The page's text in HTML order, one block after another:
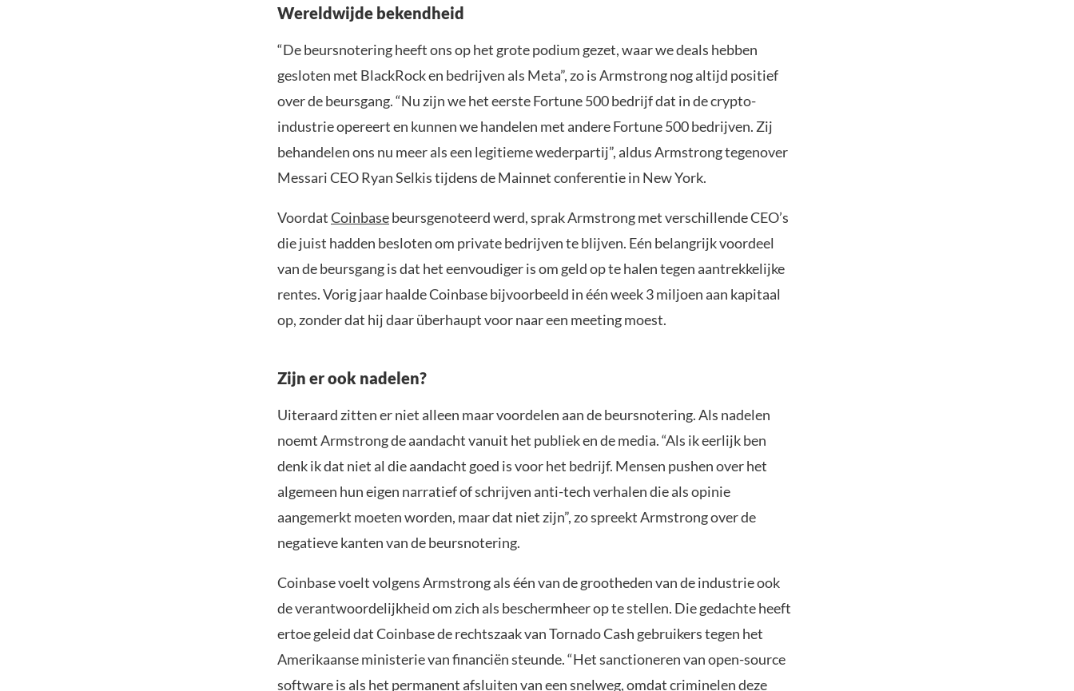
Wereldwijde bekendheid
“De beursnotering heeft ons op het grote podium gezet, waar we deals hebben
gesloten met BlackRock en bedrijven als Meta”, zo is Armstrong nog altijd positief
over de beursgang. “Nu zijn we het eerste Fortune 500 bedrijf dat in de crypto-
industrie opereert en kunnen we handelen met andere Fortune 500 bedrijven. Zij
behandelen ons nu meer als een legitieme wederpartij”, aldus Armstrong tegenover
Messari CEO Ryan Selkis tijdens de Mainnet conferentie in New York.
VoordatCoinbasebeursgenoteerd werd, sprak Armstrong met verschillende CEO’s
die juist hadden besloten om private bedrijven te blijven. Eén belangrijk voordeel
van de beursgang is dat het eenvoudiger is om geld op te halen tegen aantrekkelijke
rentes. Vorig jaar haalde Coinbase bijvoorbeeld in één week 3 miljoen aan kapitaal
op, zonder dat hij daar überhaupt voor naar een meeting moest.
Zijn er ook nadelen?
Uiteraard zitten er niet alleen maar voordelen aan de beursnotering. Als nadelen
noemt Armstrong de aandacht vanuit het publiek en de media. “Als ik eerlijk ben
denk ik dat niet al die aandacht goed is voor het bedrijf. Mensen pushen over het
algemeen hun eigen narratief of schrijven anti-tech verhalen die als opinie
aangemerkt moeten worden, maar dat niet zijn”, zo spreekt Armstrong over de
negatieve kanten van de beursnotering.
Coinbase voelt volgens Armstrong als één van de grootheden van de industrie ook
de verantwoordelijkheid om zich als beschermheer op te stellen. Die gedachte heeft
ertoe geleid dat Coinbase de rechtszaak van Tornado Cash gebruikers tegen het
Amerikaanse ministerie van financiën steunde. “Het sanctioneren van open-source
software is als het permanent afsluiten van een snelweg, omdat criminelen deze